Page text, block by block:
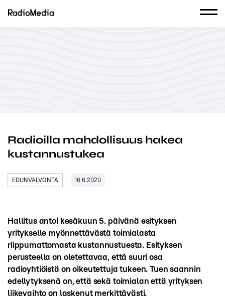
Radioilla mahdollisuus hakea
kustannustukea
EDUNVALVONTA 16.6.2020
Hallitus antoi kesäkuun 5. päivänä esityksen
yritykselle myönnettävästä toimialasta
riippumattomasta kustannustuesta. Esityksen
perusteella on oletettavaa, että suuri osa
radioyhtiöistä on oikeutettuja tukeen. Tuen saannin
edellytyksenä on, että sekä toimialan että yrityksen
liikevaihto on laskenut merkittävästi.